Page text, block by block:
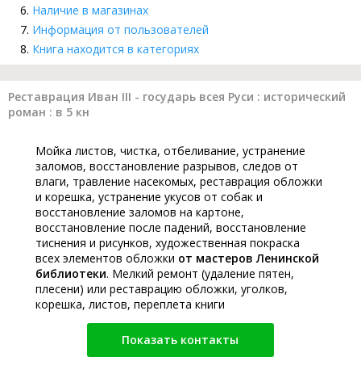
Наличие в магазинах
Информация от пользователей
Книга находится в категориях
Реставрация Иван III - государь всея Руси : исторический
роман : в 5 кн
Мойка листов, чистка, отбеливание, устранение
заломов, восстановление разрывов, следов от
влаги, травление насекомых, реставрация обложки
и корешка, устранение укусов от собак и
восстановление заломов на картоне,
восстановление после падений, восстановление
тиснения и рисунков, художественная покраска
всех элементов обложки от мастеров Ленинской
библиотеки. Мелкий ремонт (удаление пятен,
плесени) или реставрацию обложки, уголков,
корешка, листов, переплета книги
Показать контакты